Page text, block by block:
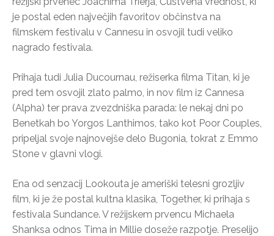
je postal eden največjih favoritov občinstva na
filmskem festivalu v Cannesu in osvojil tudi veliko
nagrado festivala.
Prihaja tudi Julia Ducournau, režiserka filma Titan, ki je
pred tem osvojil zlato palmo, in nov film iz Cannesa
(Alpha) ter prava zvezdniška parada: le nekaj dni po
Benetkah bo Yorgos Lanthimos, tako kot Poor Couples,
pripeljal svoje najnovejše delo Bugonia, tokrat z Emmo
Stone v glavni vlogi.
Ena od senzacij Lookouta je ameriški telesni grozljiv
film, ki je že postal kultna klasika, Together, ki prihaja s
festivala Sundance. V režijskem prvencu Michaela
Shanksa odnos Tima in Millie doseže razpotje. Preselijo